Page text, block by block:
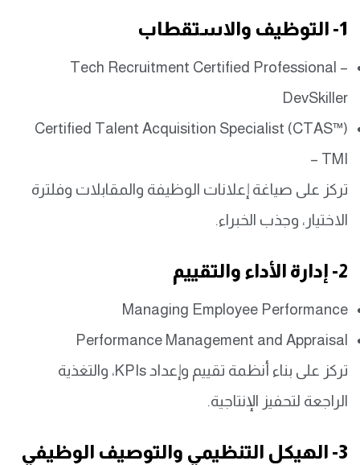
1- التوظيف والاستقطاب
Tech Recruitment Certified Professional –
DevSkiller
Certified Talent Acquisition Specialist (CTAS™)
– TMI
تركز على صياغة إعلانات الوظيفة والمقابلات وفلترة
الاختيار، وجذب الخبراء.
2- إدارة الأداء والتقييم
Managing Employee Performance
Performance Management and Appraisal
تركز على بناء أنظمة تقييم وإعداد KPIs، والتغذية
الراجعة لتحفيز الإنتاجية.
3- الهيكل التنظيمي والتوصيف الوظيفي